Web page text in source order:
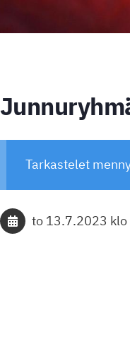
Tarkastelet
to 13.7.2023